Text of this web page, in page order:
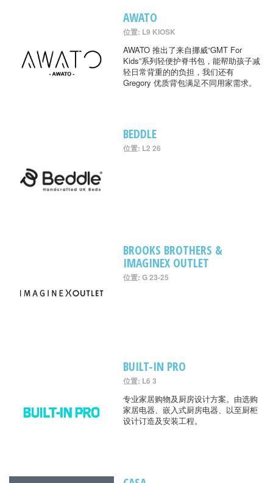
AWATO
位置: L9 KIOSK
AWATO 推出了来自挪威“GMT For
Kids”系列轻便护脊书包，能帮助孩子减
轻日常背重的的负担，我们还有
Gregory 优质背包满足不同用家需求。
BEDDLE
位置: L2 26
BROOKS BROTHERS &
IMAGINEX OUTLET
位置: G 23-25
BUILT-IN PRO
位置: L6 3
专业家居购物及厨房设计方案。由选购
家居电器、嵌入式厨房电器、以至厨柜
设计订造及安装工程。